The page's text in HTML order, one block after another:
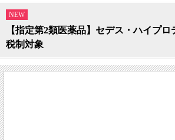
NEW
【指定第2類医薬品】セデス・ハイ
税制対象